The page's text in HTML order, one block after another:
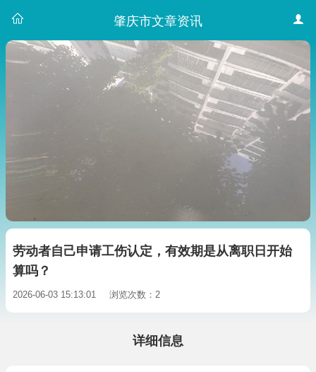
肇庆市文章资讯
劳动者自己申请工伤认定，有效期是从离职日开始
算吗？
2026-06-03 15:13:01 浏览次数：2
详细信息